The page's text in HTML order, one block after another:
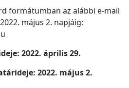
formátumban az alábbi e-mail
május 2. napjáig:
2022. április 29.
2022. május 2.